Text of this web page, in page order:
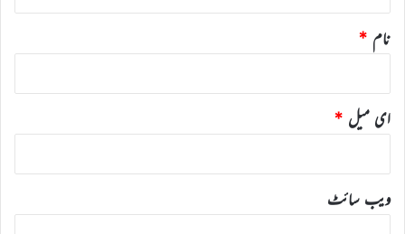
نام *
ای میل *
ویب‌ سائٹ